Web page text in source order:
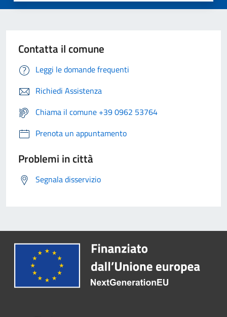
Contatta il comune
Leggi le domande frequenti
Richiedi Assistenza
Chiama il comune +39 0962 53764
Prenota un appuntamento
Problemi in città
Segnala disservizio